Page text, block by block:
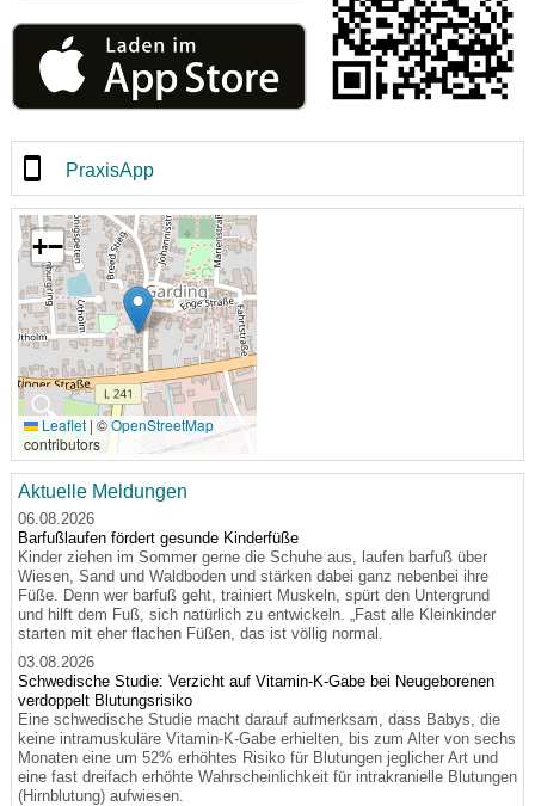
PraxisApp
🔍
+−
Leaflet | ©OpenStreetMap
contributors
Aktuelle Meldungen
06.08.2026
Barfußlaufen fördert gesunde Kinderfüße
Kinder ziehen im Sommer gerne die Schuhe aus, laufen barfuß über
Wiesen, Sand und Waldboden und stärken dabei ganz nebenbei ihre
Füße. Denn wer barfuß geht, trainiert Muskeln, spürt den Untergrund
und hilft dem Fuß, sich natürlich zu entwickeln. „Fast alle Kleinkinder
starten mit eher flachen Füßen, das ist völlig normal.
03.08.2026
Schwedische Studie: Verzicht auf Vitamin-K-Gabe bei Neugeborenen
verdoppelt Blutungsrisiko
Eine schwedische Studie macht darauf aufmerksam, dass Babys, die
keine intramuskuläre Vitamin-K-Gabe erhielten, bis zum Alter von sechs
Monaten eine um 52% erhöhtes Risiko für Blutungen jeglicher Art und
eine fast dreifach erhöhte Wahrscheinlichkeit für intrakranielle Blutungen
(Hirnblutung) aufwiesen.